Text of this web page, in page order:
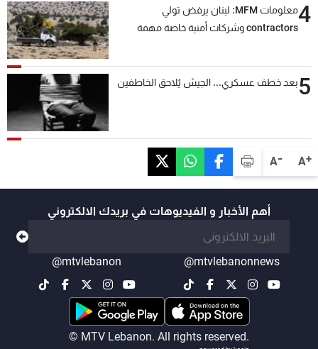
A+
A-
4
معلومات MFM: لبنان يرفض تولي
contractors وشركات أمنية خاصة مهمة
5بعد خطف عسكري... الجيش يُلاحق الخاطفين
أهم الأخبار و الفيديوهات في بريدك الالكتروني
@mtvlebanonnews
@mtvlebanon
© MTV Lebanon. All rights reserved.